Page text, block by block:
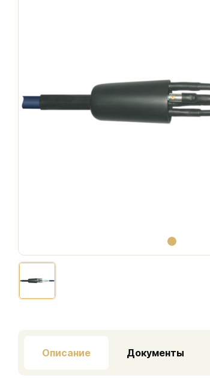
Описание Документы